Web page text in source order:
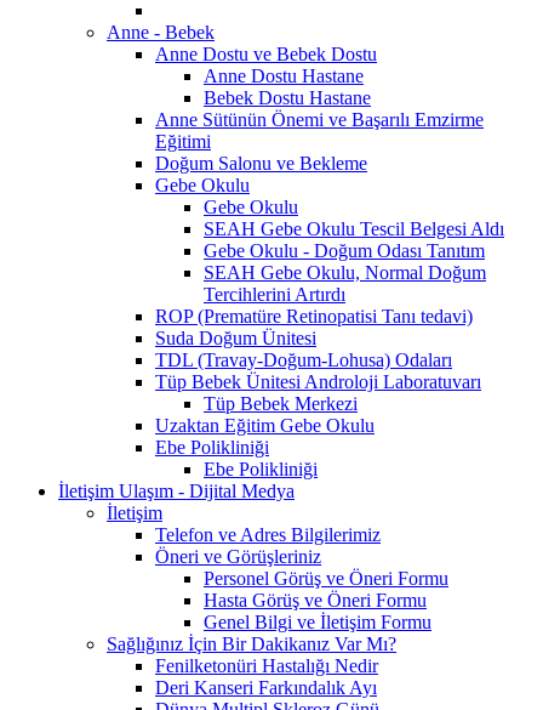
Anne - Bebek
Anne Dostu ve Bebek Dostu
Anne Dostu Hastane
Bebek Dostu Hastane
Anne Sütünün Önemi ve Başarılı Emzirme
Eğitimi
Doğum Salonu ve Bekleme
Gebe Okulu
Gebe Okulu
SEAH Gebe Okulu Tescil Belgesi Aldı
Gebe Okulu - Doğum Odası Tanıtım
SEAH Gebe Okulu, Normal Doğum
Tercihlerini Artırdı
ROP (Prematüre Retinopatisi Tanı tedavi)
Suda Doğum Ünitesi
TDL (Travay-Doğum-Lohusa) Odaları
Tüp Bebek Ünitesi Androloji Laboratuvarı
Tüp Bebek Merkezi
Uzaktan Eğitim Gebe Okulu
Ebe Polikliniği
Ebe Polikliniği
İletişim Ulaşım - Dijital Medya
İletişim
Telefon ve Adres Bilgilerimiz
Öneri ve Görüşleriniz
Personel Görüş ve Öneri Formu
Hasta Görüş ve Öneri Formu
Genel Bilgi ve İletişim Formu
Sağlığınız İçin Bir Dakikanız Var Mı?
Fenilketonüri Hastalığı Nedir
Deri Kanseri Farkındalık Ayı